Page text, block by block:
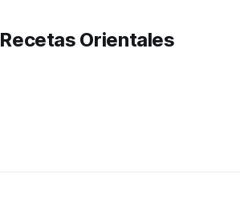
Recetas Orientales